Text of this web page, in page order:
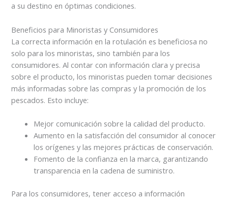
a su destino en óptimas condiciones.
Beneficios para Minoristas y Consumidores
La correcta información en la rotulación es beneficiosa no
solo para los minoristas, sino también para los
consumidores. Al contar con información clara y precisa
sobre el producto, los minoristas pueden tomar decisiones
más informadas sobre las compras y la promoción de los
pescados. Esto incluye:
Mejor comunicación sobre la calidad del producto.
Aumento en la satisfacción del consumidor al conocer
los orígenes y las mejores prácticas de conservación.
Fomento de la confianza en la marca, garantizando
transparencia en la cadena de suministro.
Para los consumidores, tener acceso a información